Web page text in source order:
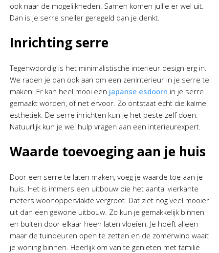
ook naar de mogelijkheden. Samen komen jullie er wel uit.
Dan is je serre sneller geregeld dan je denkt.
Inrichting serre
Tegenwoordig is het minimalistische interieur design erg in.
We raden je dan ook aan om een zeninterieur in je serre te
maken. Er kan heel mooi een japanse esdoorn in je serre
gemaakt worden, of net ervoor. Zo ontstaat echt die kalme
esthetiek. De serre inrichten kun je het beste zelf doen.
Natuurlijk kun je wel hulp vragen aan een interieurexpert.
Waarde toevoeging aan je huis
Door een serre te laten maken, voeg je waarde toe aan je
huis. Het is immers een uitbouw die het aantal vierkante
meters woonoppervlakte vergroot. Dat ziet nog veel mooier
uit dan een gewone uitbouw. Zo kun je gemakkelijk binnen
en buiten door elkaar heen laten vloeien. Je hoeft alleen
maar de tuindeuren open te zetten en de zomerwind waait
je woning binnen. Heerlijk om van te genieten met familie